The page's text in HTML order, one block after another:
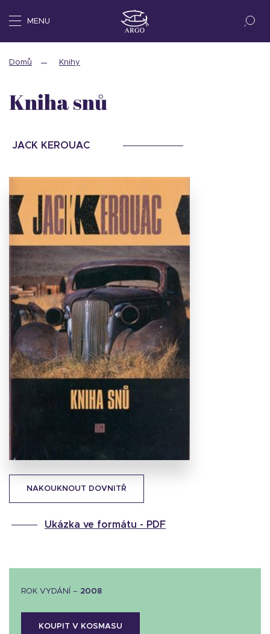
MENU
Domů Knihy
NAKOUKNOUT DOVNITŘ
Ukázka ve formátu - PDF
Kniha snů
JACK KEROUAC
ROK VYDÁNÍ – 2008
KOUPIT V KOSMASU